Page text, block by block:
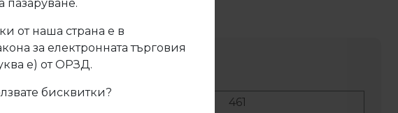
пазаруване.
от наша страна е в
за електронната търговия
е) от ОРЗД.
бисквитки?
Код: 461
Описание
461